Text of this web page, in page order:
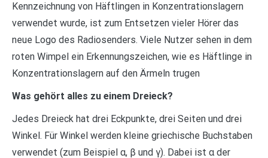
Kennzeichnung von Häftlingen in Konzentrationslagern
verwendet wurde, ist zum Entsetzen vieler Hörer das
neue Logo des Radiosenders. Viele Nutzer sehen in dem
roten Wimpel ein Erkennungszeichen, wie es Häftlinge in
Konzentrationslagern auf den Ärmeln trugen
Was gehört alles zu einem Dreieck?
Jedes Dreieck hat drei Eckpunkte, drei Seiten und drei
Winkel. Für Winkel werden kleine griechische Buchstaben
verwendet (zum Beispiel α, β und γ). Dabei ist α der